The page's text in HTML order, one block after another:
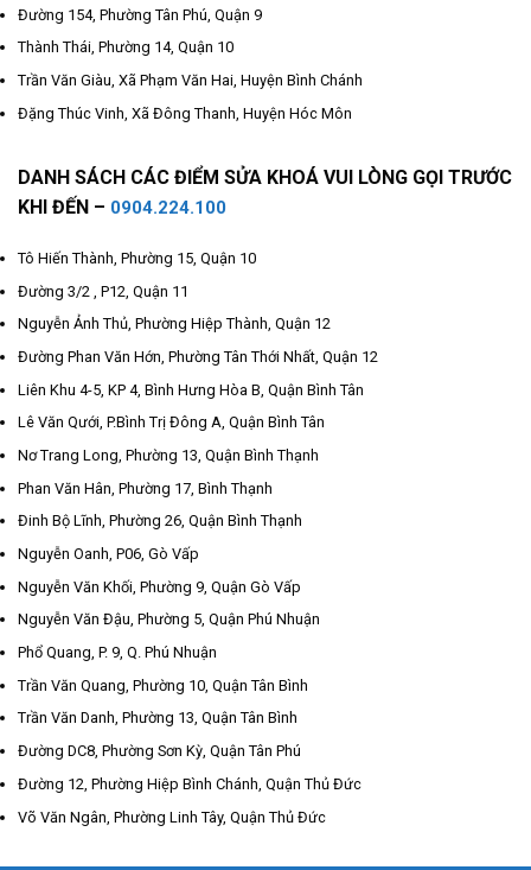
Đường 154, Phường Tân Phú, Quận 9
Thành Thái, Phường 14, Quận 10
Trần Văn Giàu, Xã Phạm Văn Hai, Huyện Bình Chánh
Đặng Thúc Vinh, Xã Đông Thanh, Huyện Hóc Môn
DANH SÁCH CÁC ĐIỂM SỬA KHOÁ VUI LÒNG GỌI TRƯỚC
KHI ĐẾN – 0904.224.100
Tô Hiến Thành, Phường 15, Quận 10
Đường 3/2 , P12, Quận 11
Nguyễn Ảnh Thủ, Phường Hiệp Thành, Quận 12
Đường Phan Văn Hớn, Phường Tân Thới Nhất, Quận 12
Liên Khu 4-5, KP 4, Bình Hưng Hòa B, Quận Bình Tân
Lê Văn Qưới, P.Bình Trị Đông A, Quận Bình Tân
Nơ Trang Long, Phường 13, Quận Bình Thạnh
Phan Văn Hân, Phường 17, Bình Thạnh
Đinh Bộ Lĩnh, Phường 26, Quận Bình Thạnh
Nguyễn Oanh, P06, Gò Vấp
Nguyễn Văn Khối, Phường 9, Quận Gò Vấp
Nguyễn Văn Đậu, Phường 5, Quận Phú Nhuận
Phổ Quang, P. 9, Q. Phú Nhuận
Trần Văn Quang, Phường 10, Quận Tân Bình
Trần Văn Danh, Phường 13, Quận Tân Bình
Đường DC8, Phường Sơn Kỳ, Quận Tân Phú
Đường 12, Phường Hiệp Bình Chánh, Quận Thủ Đức
Võ Văn Ngân, Phường Linh Tây, Quận Thủ Đức